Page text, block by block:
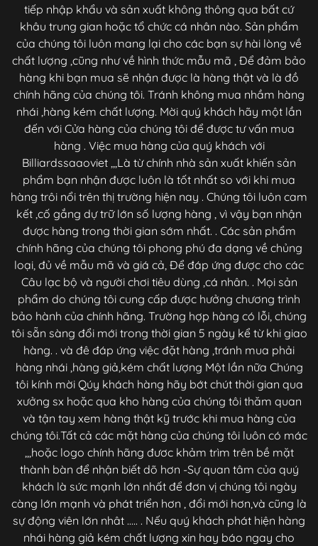
tiếp nhập khẩu và sản xuất không thông qua bất cứ
khâu trung gian hoặc tổ chức cá nhân nào. Sản phẩm
của chúng tôi luôn mang lại cho các bạn sự hài lòng về
chất lượng ,cũng như về hình thức mẫu mã , Để đảm bảo
hàng khi bạn mua sẽ nhận được là hàng thật và là đồ
chính hãng của chúng tôi. Tránh không mua nhầm hàng
nhái ,hàng kém chất lượng. Mời quý khách hãy một lần
đến với Cửa hàng của chúng tôi để được tư vấn mua
hàng . Việc mua hàng của quý khách với
Billiardssaaoviet ,,,Là từ chính nhà sản xuất khiến sản
phẩm bạn nhận được luôn là tốt nhất so với khi mua
hàng trôi nổi trên thị trường hiện nay . Chúng tôi luôn cam
kết ,cố gắng dự trữ lớn số lượng hàng , vì vậy bạn nhận
được hàng trong thời gian sớm nhất. . Các sản phẩm
chính hãng của chúng tôi phong phú đa dạng về chủng
loại, đủ về mẫu mã và giá cả, Để đáp ứng được cho các
Câu lạc bộ và người chơi tiêu dùng ,cá nhân. . Mọi sản
phẩm do chúng tôi cung cấp được hưởng chương trình
bảo hành của chính hãng. Trường hợp hàng có lỗi, chúng
tôi sẵn sàng đổi mới trong thời gian 5 ngày kể từ khi giao
hàng. . và đê đáp ứng việc đặt hàng ,tránh mua phải
hàng nhái ,hàng giả,kém chất lượng Một lần nữa Chúng
tôi kính mời Qúy khách hàng hãy bớt chút thời gian qua
xưởng sx hoặc qua kho hàng của chúng tôi thăm quan
và tận tay xem hàng thật kỹ trước khi mua hàng của
chúng tôi.Tất cả các mặt hàng của chúng tôi luôn có mác
,,,hoặc logo chính hãng đươc khảm trìm trên bề mặt
thành bàn để nhận biết dõ hơn -Sự quan tâm của quý
khách là sức mạnh lớn nhất để đơn vị chúng tôi ngày
càng lớn mạnh và phát triển hơn , đổi mới hơn,và cũng là
sự động viên lớn nhât ..... . Nếu quý khách phát hiện hàng
nhái hàng giả kém chất lượng xin hay báo ngay cho